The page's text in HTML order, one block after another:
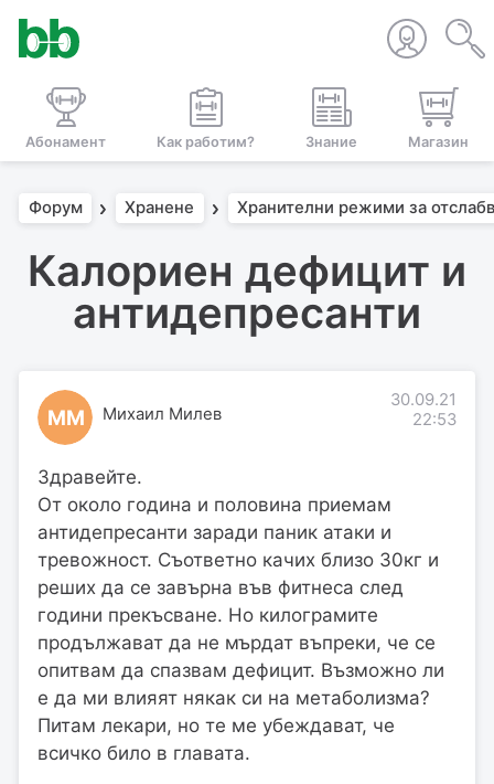
Абонамент Как работим? Знание Магазин
Форум Хранене Хранителни режими за
Калориен дефицит и
антидепресанти
ММ Михаил Милев
30.09.21
22:53
Здравейте.
От около година и половина приемам
антидепресанти заради паник атаки и
тревожност. Съответно качих близо 30кг и
реших да се завърна във фитнеса след
години прекъсване. Но килограмите
продължават да не мърдат въпреки, че се
опитвам да спазвам дефицит. Възможно ли
е да ми влияят някак си на метаболизма?
Питам лекари, но те ме убеждават, че
всичко било в главата.